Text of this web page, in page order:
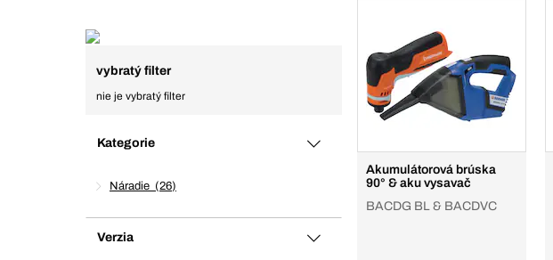
vybratý filter
nie je vybratý filter
Kategorie
Náradie 26
Verzia
Akumulátorová brúska
90° & aku vysavač
BACDG BL & BACDVC